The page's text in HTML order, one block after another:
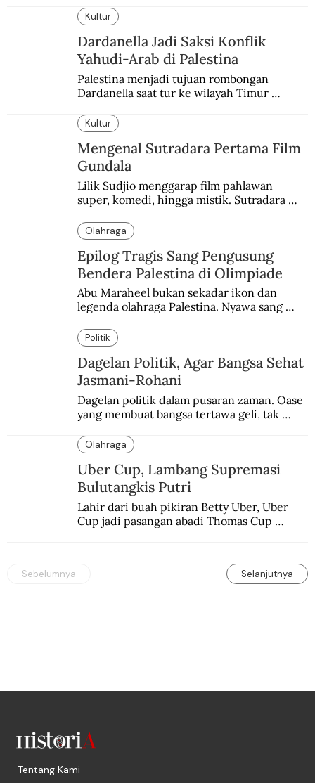
enam dekade lampau.
Kultur
Dardanella Jadi Saksi Konflik
Yahudi-Arab di Palestina
Palestina menjadi tujuan rombongan
Dardanella saat tur ke wilayah Timur
ketegangan antara orang Yahudi dan
penduduk Arab.
Kultur
Mengenal Sutradara Pertama Film
Gundala
Lilik Sudjio menggarap film pahlawan
super, komedi, hingga mistik. Sutradara
Olahraga
Epilog Tragis Sang Pengusung
Bendera Palestina di Olimpiade
Abu Maraheel bukan sekadar ikon dan
legenda olahraga Palestina. Nyawa sang
memblokade Rafah.
Politik
Dagelan Politik, Agar Bangsa Sehat
Jasmani-Rohani
Dagelan politik dalam pusaran zaman. Oase
yang membuat bangsa tertawa geli, tak
Olahraga
Uber Cup, Lambang Supremasi
Bulutangkis Putri
Lahir dari buah pikiran Betty Uber, Uber
Cup jadi pasangan abadi Thomas Cup
Sebelumnya Selanjutnya
Tentang Kami